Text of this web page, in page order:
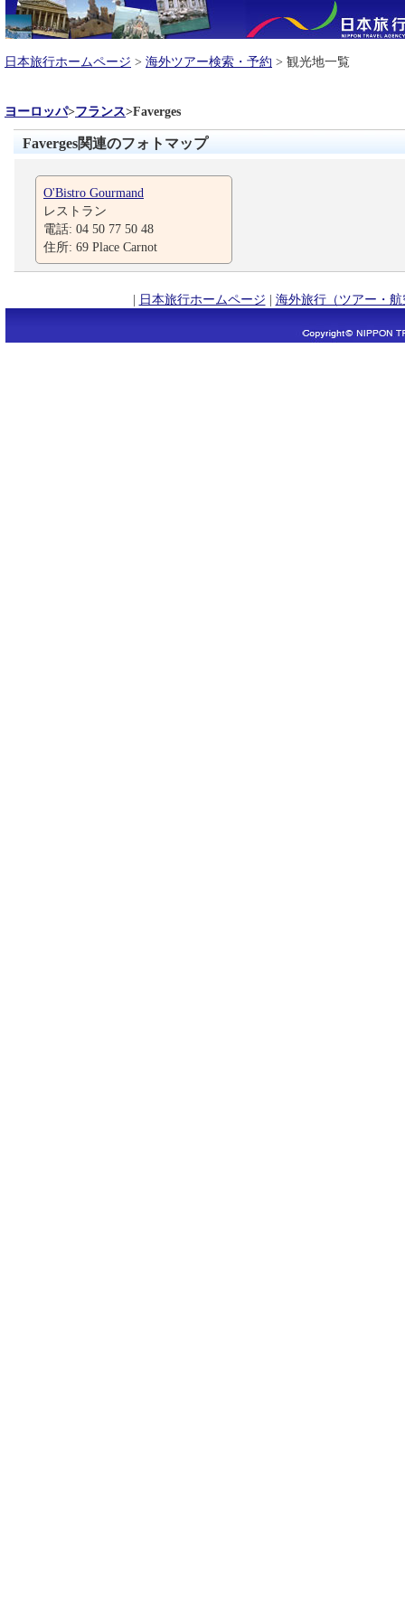
日本旅行ホームページ > 海外ツアー検索・予約 > 観光地一覧
ヨーロッパ>フランス>Faverges
Faverges関連のフォトマップ
O'Bistro Gourmand
レストラン
電話: 04 50 77 50 48
住所: 69 Place Carnot
| 日本旅行ホームページ | 海外旅行（ツアー・航